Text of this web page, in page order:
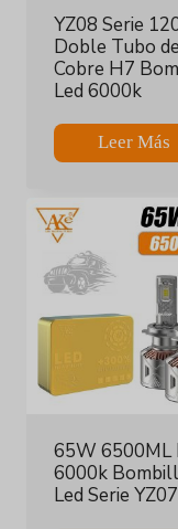
YZ08 Serie
Doble Tubo de
Cobre H7
Led 6000k
Leer Más
65W 6500ML
6000k
Led Serie YZ07